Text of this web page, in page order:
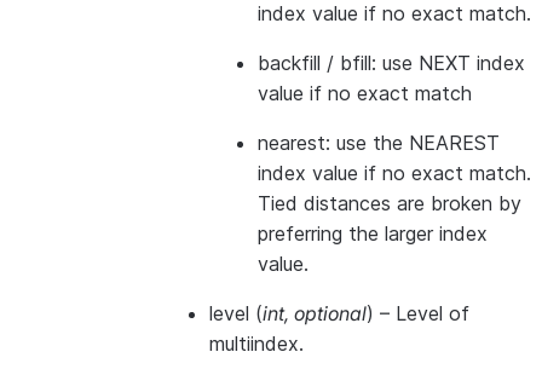
index value if no exact match.
backfill / bfill: use NEXT index
value if no exact match
nearest: use the NEAREST
index value if no exact match.
Tied distances are broken by
preferring the larger index
value.
level (int, optional) – Level of
multiindex.